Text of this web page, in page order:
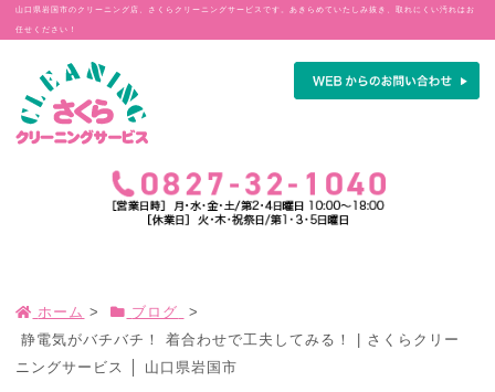
山口県岩国市のクリーニング店、さくらクリーニングサービスです。あきらめていたしみ抜き、取れにくい汚れはお
任せください！
ホーム > ブログ
>
静電気がバチバチ！ 着合わせで工夫してみる！ | さくらクリー
ニングサービス │ 山口県岩国市